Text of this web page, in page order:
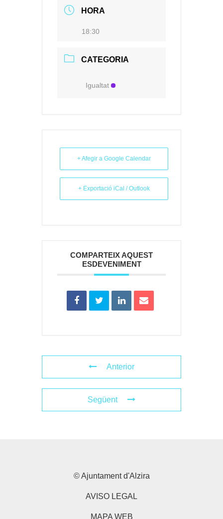
HORA
18:30
CATEGORIA
Igualtat
+ Afegir a Google Calendar
+ Exportació iCal / Outlook
COMPARTEIX AQUEST
ESDEVENIMENT
Anterior
Següent
© Ajuntament d'Alzira
AVISO LEGAL
MAPA WEB